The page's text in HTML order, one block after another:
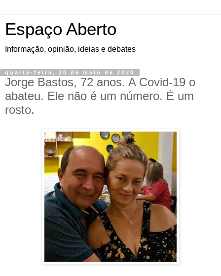
Espaço Aberto
Informação, opinião, ideias e debates
quarta-feira, 20 de maio de 2020
Jorge Bastos, 72 anos. A Covid-19 o
abateu. Ele não é um número. É um
rosto.